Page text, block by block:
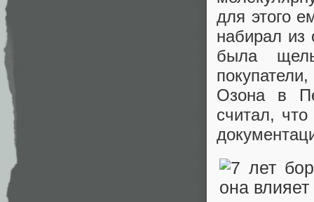
для этого
набирал из
была
Озона в
считал,